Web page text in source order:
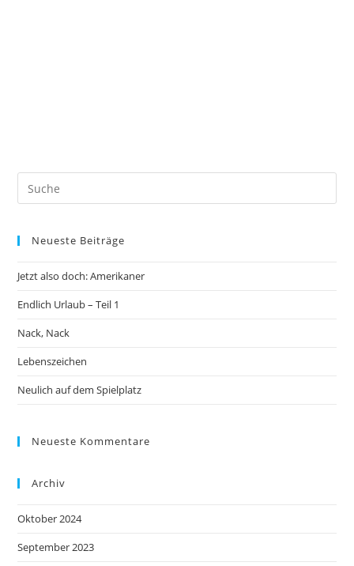
Neueste Beiträge
Jetzt also doch: Amerikaner
Endlich Urlaub – Teil 1
Nack, Nack
Lebenszeichen
Neulich auf dem Spielplatz
Neueste Kommentare
Archiv
Oktober 2024
September 2023